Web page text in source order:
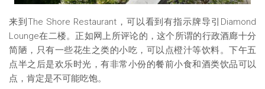
来到The Shore Restaurant，可以看到有指示牌导引Diamond
Lounge在二楼。正如网上所评论的，这个所谓的行政酒廊十分
简陋，只有一些花生之类的小吃，可以点橙汁等饮料。下午五
点半之后是欢乐时光，有非常小份的餐前小食和酒类饮品可以
点，肯定是不可能吃饱。